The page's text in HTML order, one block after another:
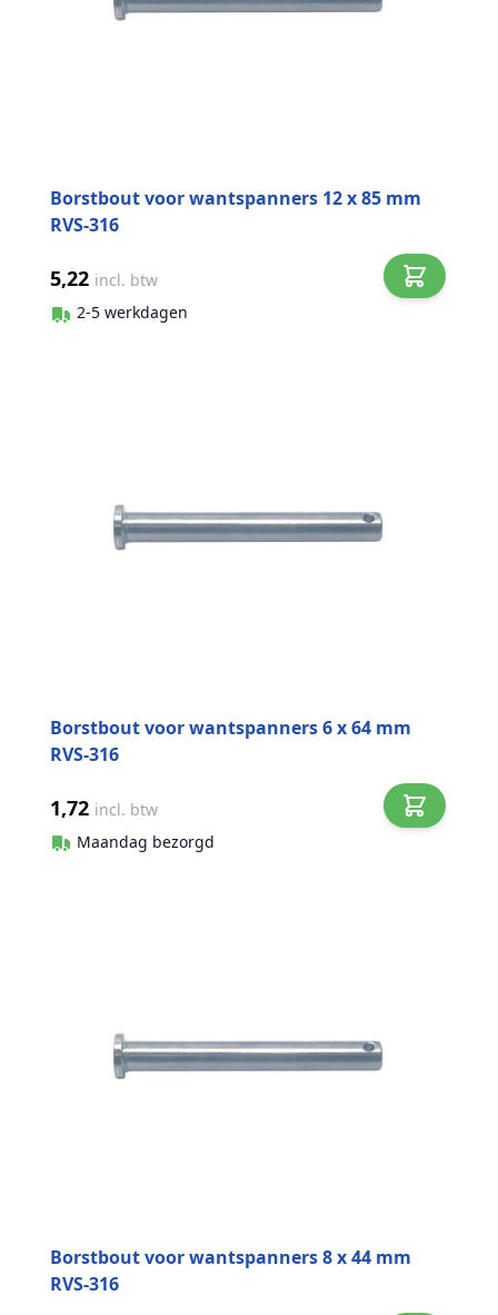
Borstbout voor wantspanners 12 x 85 mm
RVS-316
5,22 incl. btw
2-5 werkdagen
Borstbout voor wantspanners 6 x 64 mm
RVS-316
1,72 incl. btw
Maandag bezorgd
Borstbout voor wantspanners 8 x 44 mm
RVS-316